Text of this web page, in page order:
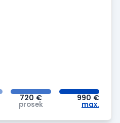
720 €
prosek
990 €
max.